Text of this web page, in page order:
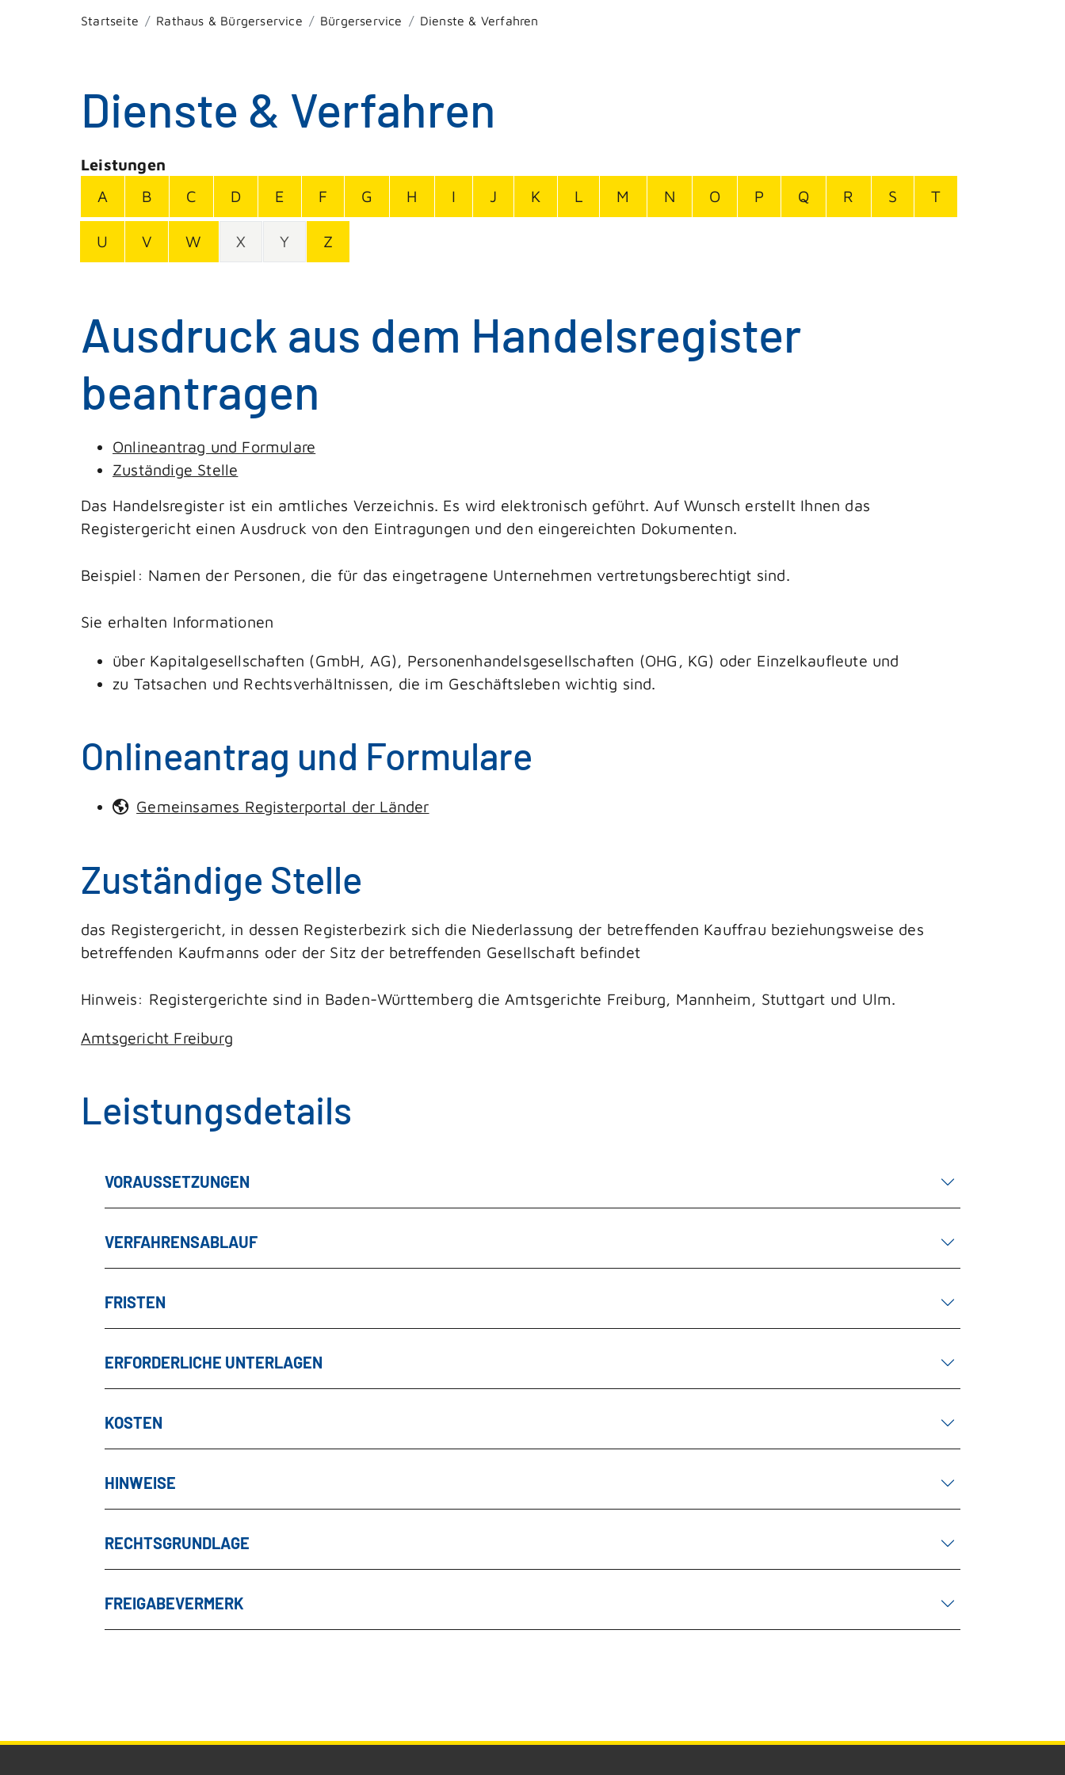
Startseite Rathaus & Bürgerservice Bürgerservice Dienste & Verfahren
Dienste & Verfahren
Leistungen
A
B C D E F G H I J K L M N O P Q R S T
U V W X Y Z
Ausdruck aus dem Handelsregister
beantragen
Onlineantrag und Formulare
Zuständige Stelle
Das Handelsregister ist ein amtliches Verzeichnis. Es wird elektronisch geführt. Auf Wunsch erstellt Ihnen das
Registergericht einen Ausdruck von den Eintragungen und den eingereichten Dokumenten.
Beispiel: Namen der Personen, die für das eingetragene Unternehmen vertretungsberechtigt sind.
Sie erhalten Informationen
über Kapitalgesellschaften (GmbH, AG), Personenhandelsgesellschaften (OHG, KG) oder Einzelkaufleute und
zu Tatsachen und Rechtsverhältnissen, die im Geschäftsleben wichtig sind.
Onlineantrag und Formulare
Gemeinsames Registerportal der Länder
Zuständige Stelle
das Registergericht, in dessen Registerbezirk sich die Niederlassung der betreffenden Kauffrau beziehungsweise des
betreffenden Kaufmanns oder der Sitz der betreffenden Gesellschaft befindet
Hinweis: Registergerichte sind in Baden-Württemberg die Amtsgerichte Freiburg, Mannheim, Stuttgart und Ulm.
Amtsgericht Freiburg
Leistungsdetails
VORAUSSETZUNGEN
VERFAHRENSABLAUF
FRISTEN
ERFORDERLICHE UNTERLAGEN
KOSTEN
HINWEISE
RECHTSGRUNDLAGE
FREIGABEVERMERK